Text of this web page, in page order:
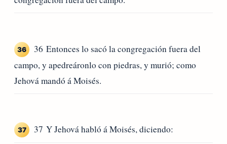
36
36 Entonces lo sacó la congregación fuera del
campo, y apedreáronlo con piedras, y murió; como
Jehová mandó á Moisés.
37 37 Y Jehová habló á Moisés, diciendo: